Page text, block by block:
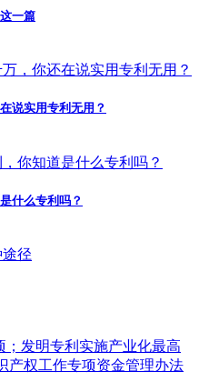
一篇
说实用专利无用？
什么专利吗？